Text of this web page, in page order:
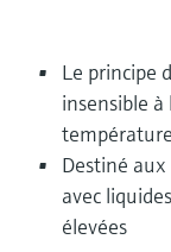
Le principe
insensible à
Destiné
avec
élevées